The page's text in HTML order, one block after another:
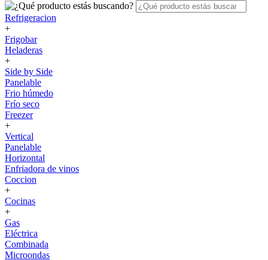
Refrigeracion
+
Frigobar
Heladeras
+
Side by Side
Panelable
Frio húmedo
Frío seco
Freezer
+
Vertical
Panelable
Horizontal
Enfriadora de vinos
Coccion
+
Cocinas
+
Gas
Eléctrica
Combinada
Microondas